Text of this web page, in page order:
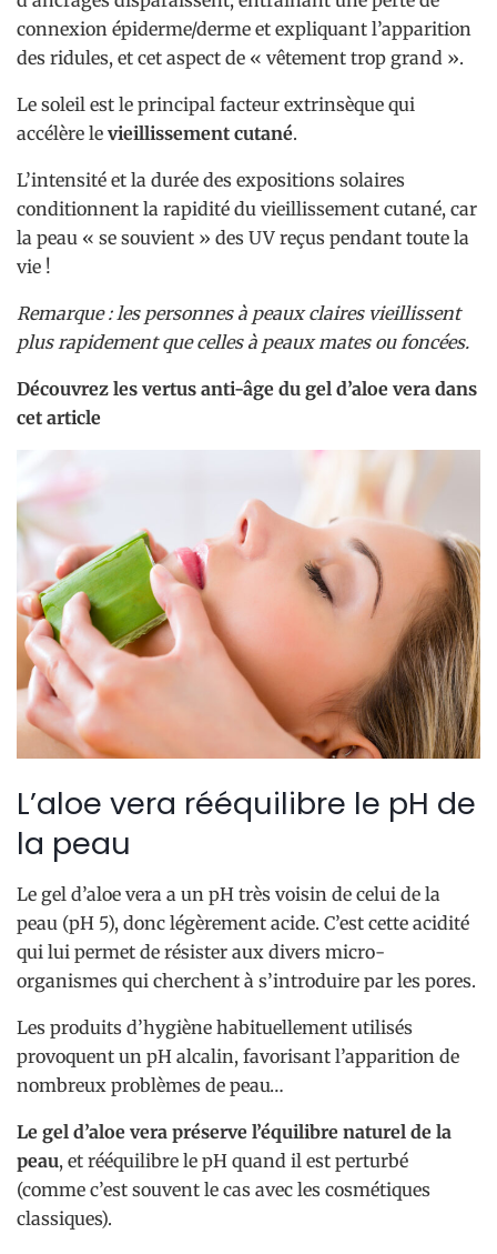
connexion épiderme/derme et expliquant l’apparition
des ridules, et cet aspect de « vêtement trop grand ».
Le soleil est le principal facteur extrinsèque qui
accélère le vieillissement cutané.
L’intensité et la durée des expositions solaires
conditionnent la rapidité du vieillissement cutané, car
la peau « se souvient » des UV reçus pendant toute la
vie !
Remarque : les personnes à peaux claires vieillissent
plus rapidement que celles à peaux mates ou foncées.
Découvrez les vertus anti-âge du gel d’aloe vera dans
cet article
L’aloe vera rééquilibre le pH de
la peau
Le gel d’aloe vera a un pH très voisin de celui de la
peau (pH 5), donc légèrement acide. C’est cette acidité
qui lui permet de résister aux divers micro-
organismes qui cherchent à s’introduire par les pores.
Les produits d’hygiène habituellement utilisés
provoquent un pH alcalin, favorisant l’apparition de
nombreux problèmes de peau…
Le gel d’aloe vera préserve l’équilibre naturel de la
peau, et rééquilibre le pH quand il est perturbé
(comme c’est souvent le cas avec les cosmétiques
classiques).